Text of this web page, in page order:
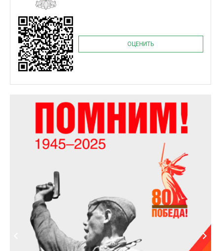
ОЦЕНИТЬ